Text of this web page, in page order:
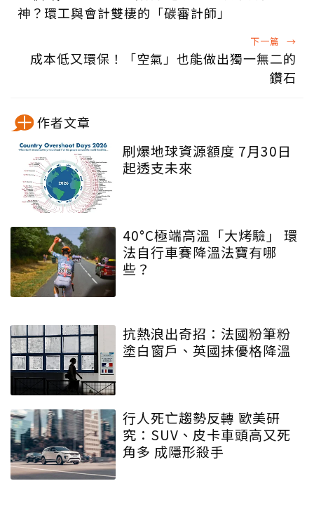
神？環工與會計雙棲的「碳審計師」
下一篇 →
成本低又環保！「空氣」也能做出獨一無二的
鑽石
作者文章
刷爆地球資源額度 7月30日
起透支未來
40°C極端高溫「大烤驗」 環
法自行車賽降溫法寶有哪
些？
抗熱浪出奇招：法國粉筆粉
塗白窗戶、英國抹優格降溫
行人死亡趨勢反轉 歐美研
究：SUV、皮卡車頭高又死
角多 成隱形殺手